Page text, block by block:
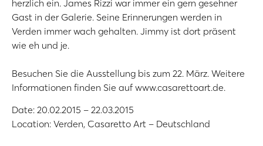
herzlich ein. James Rizzi war immer ein gern gesehner
Gast in der Galerie. Seine Erinnerungen werden in
Verden immer wach gehalten. Jimmy ist dort präsent
wie eh und je.
Besuchen Sie die Ausstellung bis zum 22. März. Weitere
Informationen finden Sie auf www.casarettoart.de.
Date: 20.02.2015 – 22.03.2015
Location: Verden, Casaretto Art – Deutschland